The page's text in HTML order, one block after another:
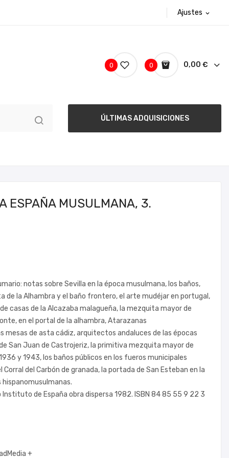
Ajustes expand_more
0 0,00 €
0
ÚLTIMAS ADQUISICIONES
ESPAÑA MUSULMANA, 3.
notas sobre Sevilla en la época musulmana, los baños,
de la Alhambra y el baño frontero, el arte mudéjar en portugal,
casas de la Alcazaba malagueña, la mezquita mayor de
en el portal de la alhambra, Atarazanas
mesas de asta cádiz, arquitectos andaluces de las épocas
San Juan de Castrojeriz, la primitiva mezquita mayor de
y 1943, los baños públicos en los fueros municipales
del Carbón de granada, la portada de San Esteban en la
de España obra dispersa 1982. ISBN 84 85 55 9 22 3
+